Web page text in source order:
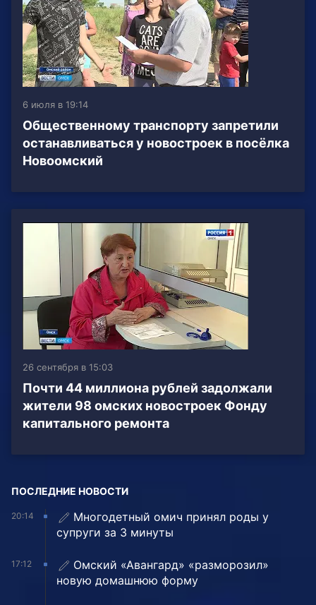
6 июля в 19:14
Общественному транспорту запретили
останавливаться у новостроек в посёлка
Новоомский
26 сентября в 15:03
Почти 44 миллиона рублей задолжали
жители 98 омских новостроек Фонду
капитального ремонта
ПОСЛЕДНИЕ НОВОСТИ
20:14
Многодетный омич принял роды у
супруги за 3 минуты
17:12
Омский «Авангард» «разморозил»
новую домашнюю форму